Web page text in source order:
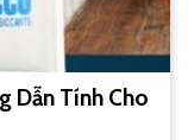
Dẫn Tính Cho